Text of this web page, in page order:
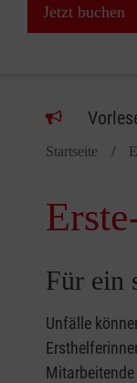
Jetzt buchen
Startseite
Für ein
Unfälle